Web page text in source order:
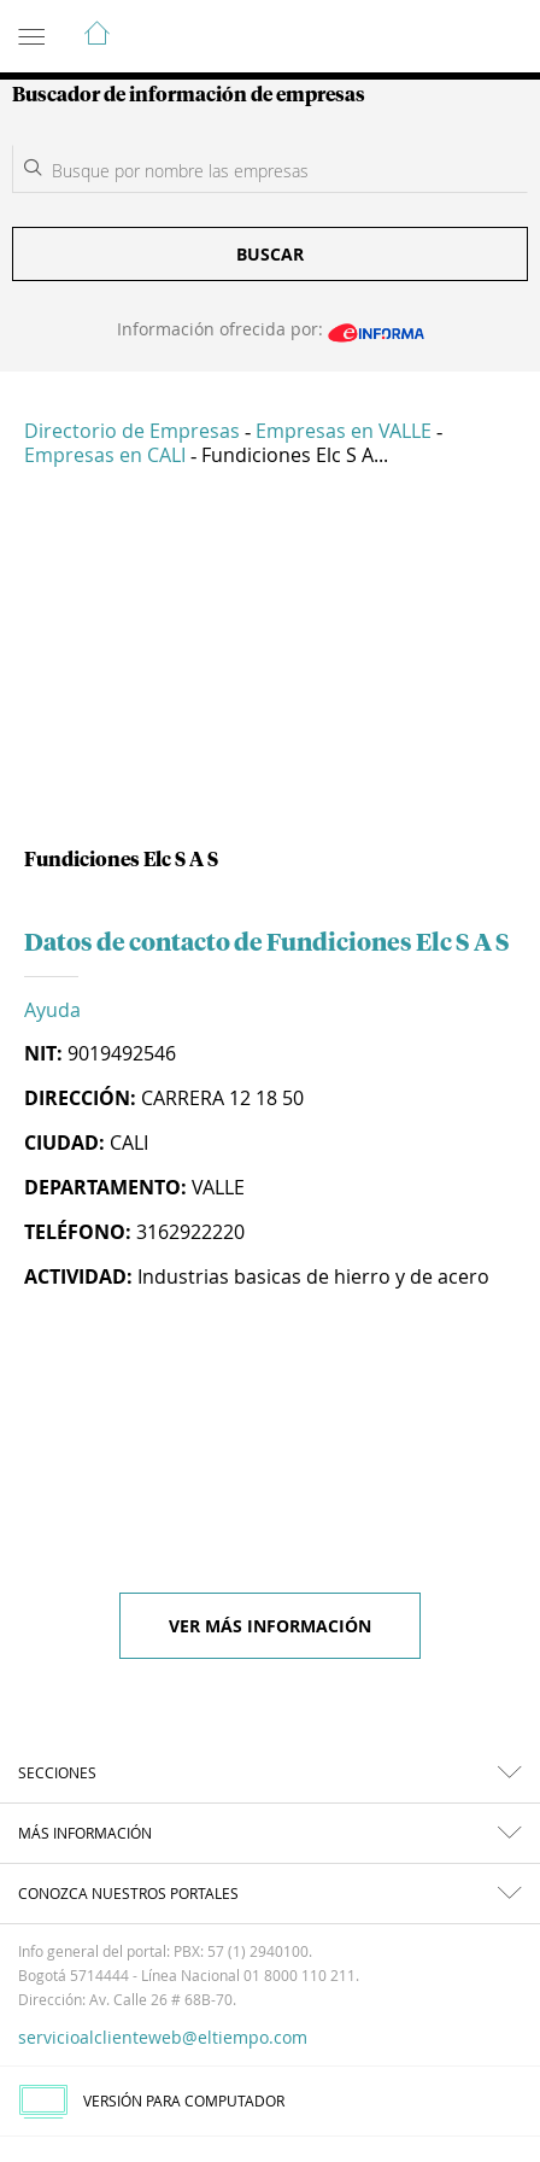
Guía de Empresas Colombianas
Buscador de información de empresas
BUSCAR
Información ofrecida por:
Directorio de Empresas - Empresas en VALLE -
Empresas en CALI - Fundiciones Elc S A...
Fundiciones Elc S A S
Datos de contacto de Fundiciones Elc S A S
Ayuda
NIT: 9019492546
DIRECCIÓN: CARRERA 12 18 50
CIUDAD: CALI
DEPARTAMENTO: VALLE
TELÉFONO: 3162922220
ACTIVIDAD: Industrias basicas de hierro y de acero
VER MÁS INFORMACIÓN
SECCIONES
MÁS INFORMACIÓN
CONOZCA NUESTROS PORTALES
Info general del portal: PBX: 57 (1) 2940100.
Bogotá 5714444 - Línea Nacional 01 8000 110 211.
Dirección: Av. Calle 26 # 68B-70.
servicioalclienteweb@eltiempo.com
VERSIÓN PARA COMPUTADOR